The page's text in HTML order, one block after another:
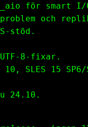
för smart I/
och
stöd.
8-fixar.
SLES 15
24.10.